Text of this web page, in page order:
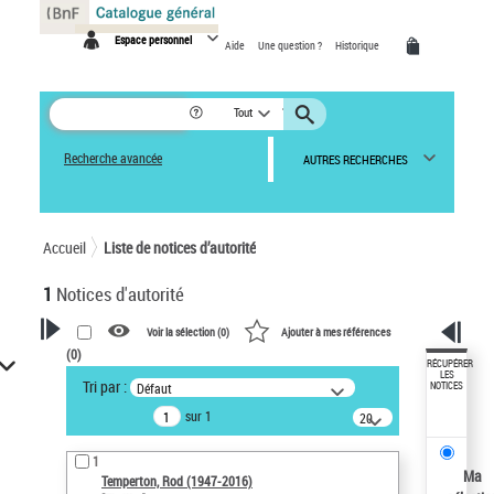
Espace personnel Aide Une question ? Historique
Tout
Recherche avancée AUTRES RECHERCHES
Accueil Liste de notices d’autorité
1 Notices d'autorité
VOTRE RECHERCHE
Recherche avancée dans les
notices d’autorité
Œuvres liées à l'auteur :
Temperton, Rod (1947-2016)
Voir la sélection (0) Ajouter à mes références
(0)
Tri par : Défaut
sur 1
20
résultats/page
1
Temperton, Rod (1947-2016)
RÉCUPÉRER
LES
NOTICES
Ma
Panneau de gestion des cookies